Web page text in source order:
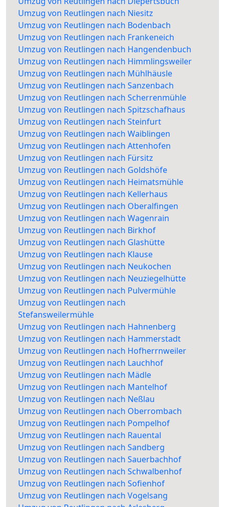
Umzug von Reutlingen nach Niesitz
Umzug von Reutlingen nach Bodenbach
Umzug von Reutlingen nach Frankeneich
Umzug von Reutlingen nach Hangendenbuch
Umzug von Reutlingen nach Himmlingsweiler
Umzug von Reutlingen nach Mühlhäusle
Umzug von Reutlingen nach Sanzenbach
Umzug von Reutlingen nach Scherrenmühle
Umzug von Reutlingen nach Spitzschafhaus
Umzug von Reutlingen nach Steinfurt
Umzug von Reutlingen nach Waiblingen
Umzug von Reutlingen nach Attenhofen
Umzug von Reutlingen nach Fürsitz
Umzug von Reutlingen nach Goldshöfe
Umzug von Reutlingen nach Heimatsmühle
Umzug von Reutlingen nach Kellerhaus
Umzug von Reutlingen nach Oberalfingen
Umzug von Reutlingen nach Wagenrain
Umzug von Reutlingen nach Birkhof
Umzug von Reutlingen nach Glashütte
Umzug von Reutlingen nach Klause
Umzug von Reutlingen nach Neukochen
Umzug von Reutlingen nach Neuziegelhütte
Umzug von Reutlingen nach Pulvermühle
Umzug von Reutlingen nach
Stefansweilermühle
Umzug von Reutlingen nach Hahnenberg
Umzug von Reutlingen nach Hammerstadt
Umzug von Reutlingen nach Hofherrnweiler
Umzug von Reutlingen nach Lauchhof
Umzug von Reutlingen nach Mädle
Umzug von Reutlingen nach Mantelhof
Umzug von Reutlingen nach Neßlau
Umzug von Reutlingen nach Oberrombach
Umzug von Reutlingen nach Pompelhof
Umzug von Reutlingen nach Rauental
Umzug von Reutlingen nach Sandberg
Umzug von Reutlingen nach Sauerbachhof
Umzug von Reutlingen nach Schwalbenhof
Umzug von Reutlingen nach Sofienhof
Umzug von Reutlingen nach Vogelsang